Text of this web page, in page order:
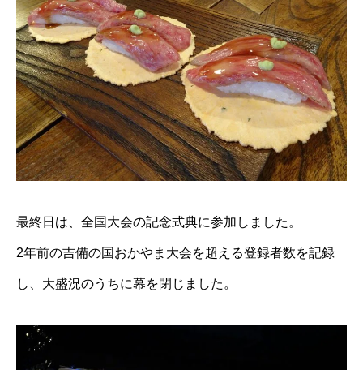
最終日は、全国大会の記念式典に参加しました。
2年前の吉備の国おかやま大会を超える登録者数を記録
し、大盛況のうちに幕を閉じました。